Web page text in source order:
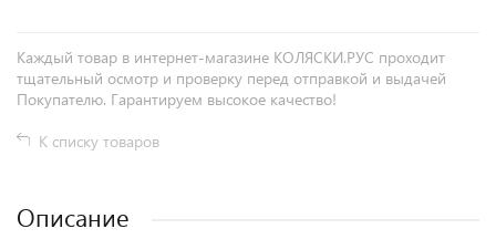
Каждый товар в интернет-магазине КОЛЯСКИ.РУС проходит
тщательный осмотр и проверку перед отправкой и выдачей
Покупателю. Гарантируем высокое качество!
К списку товаров
Описание